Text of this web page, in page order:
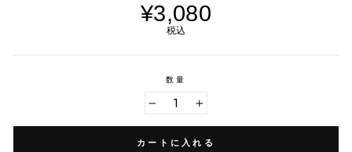
通
常
¥3,080
税込
数量
− +
カートに入れる